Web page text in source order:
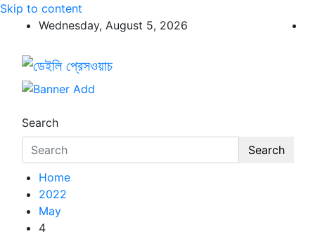
Skip to content
Wednesday, August 5, 2026
ডেইলি প্রেসওয়াচ
ডেইলি প্রেসওয়াচ মুক্তিযুদ্ধের চেতনায় উদ্বুদ্ধ মুখপত্র
Search
Search
Home
2022
May
4